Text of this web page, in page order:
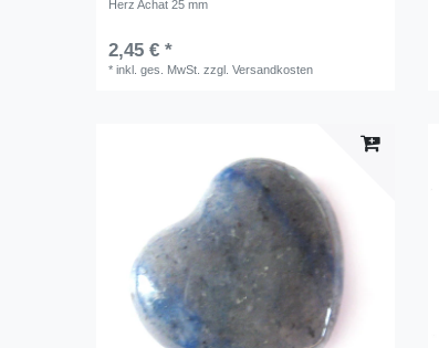
Herz Achat 25 mm
2,45 € *
*inkl. ges. MwSt. zzgl.Versandkosten